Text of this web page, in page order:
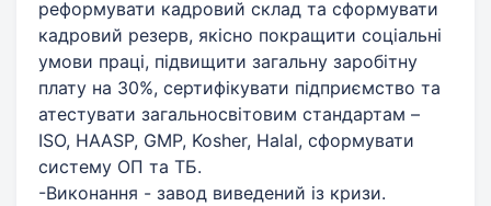
реформувати кадровий склад та сформувати
кадровий резерв, якісно покращити соціальні
умови праці, підвищити загальну заробітну
плату на 30%, сертифікувати підприємство та
атестувати загальносвітовим стандартам –
ISO, HAASP, GMP, Kosher, Halal, сформувати
систему ОП та ТБ.
-Виконання - завод виведений із кризи.